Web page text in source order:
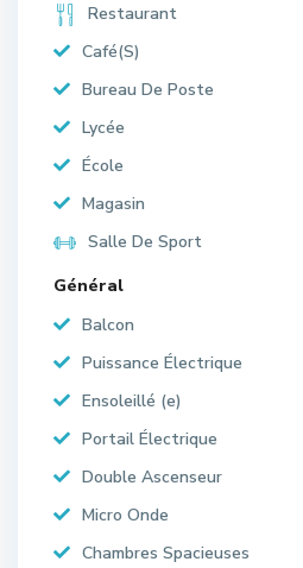
Restaurant
Café(S)
Bureau De Poste
Lycée
École
Magasin
Salle De Sport
Général
Balcon
Puissance Électrique
Ensoleillé (e)
Portail Électrique
Double Ascenseur
Micro Onde
Chambres Spacieuses